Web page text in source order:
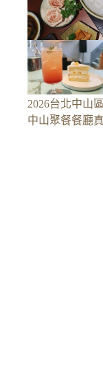
2026台北中山
中山聚餐餐廳